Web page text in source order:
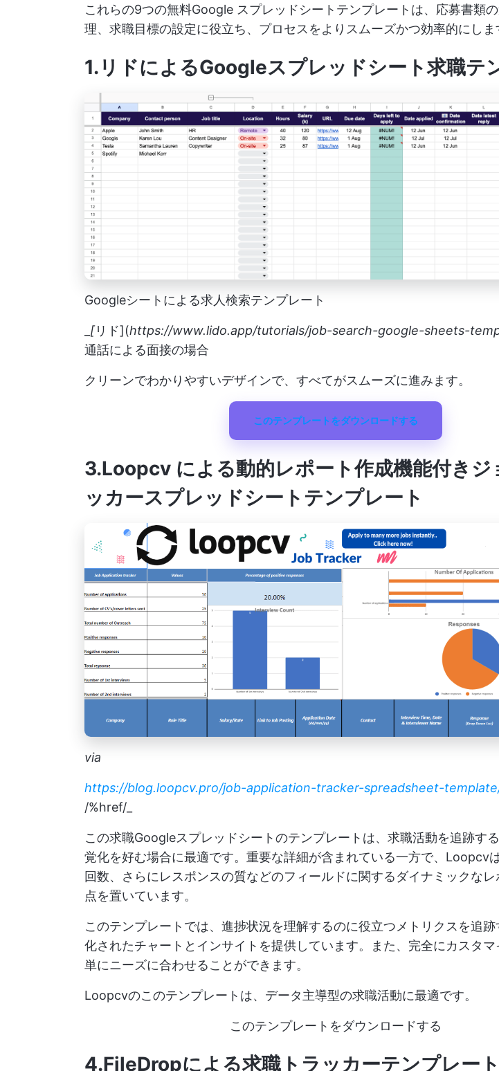
これらの9つの無料Google スプレッドシートテンプレートは、応募書類
理、求職目標の設定に役立ち、プロセスをよりスムーズかつ効率的にしま
1.リドによるGoogleスプレッドシート求職テ
Googleシートによる求人検索テンプレート
[リド](https://www.lido.app/tutorials/job-search-google-sheets-
通話による面接の場合
クリーンでわかりやすいデザインで、すべてがスムーズに進みます。
このテンプレートをダウンロードする
3.Loopcv による動的レポート作成機能付きジ
ッカースプレッドシートテンプレート
via
https://blog.loopcv.pro/job-application-tracker-spreadsheet-
/%href/_
この求職Googleスプレッドシートのテンプレートは、求職活動を追跡す
覚化を好む場合に最適です。重要な詳細が含まれている一方で、Loopcv
回数、さらにレスポンスの質などのフィールドに関するダイナミックな
点を置いています。
このテンプレートでは、進捗状況を理解するのに役立つメトリクスを追
化されたチャートとインサイトを提供しています。また、完全にカスタ
単にニーズに合わせることができます。
Loopcvのこのテンプレートは、データ主導型の求職活動に最適です。
このテンプレートをダウンロードする
4.FileDropによる求職トラッカーテンプレート